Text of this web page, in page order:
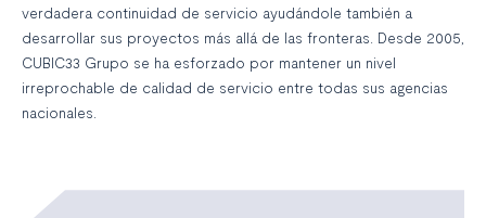
verdadera continuidad de servicio ayudándole también a
desarrollar sus proyectos más allá de las fronteras. Desde 2005,
CUBIC33 Grupo se ha esforzado por mantener un nivel
irreprochable de calidad de servicio entre todas sus agencias
nacionales.